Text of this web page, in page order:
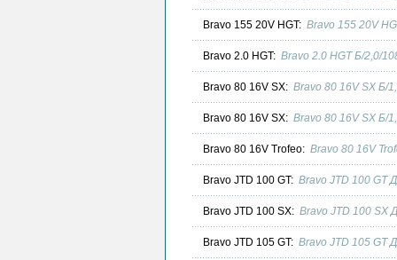
Bravo 155 20V HGT: Bravo 155 20V
Bravo 2.0 HGT: Bravo 2.0 HGT Б/2,0/
Bravo 80 16V SX: Bravo 80 16V SX Б/
Bravo 80 16V SX: Bravo 80 16V SX Б/
Bravo 80 16V Trofeo: Bravo 80 16V
Bravo JTD 100 GT: Bravo JTD 100 GT
Bravo JTD 100 SX: Bravo JTD 100 SX
Bravo JTD 105 GT: Bravo JTD 105 GT